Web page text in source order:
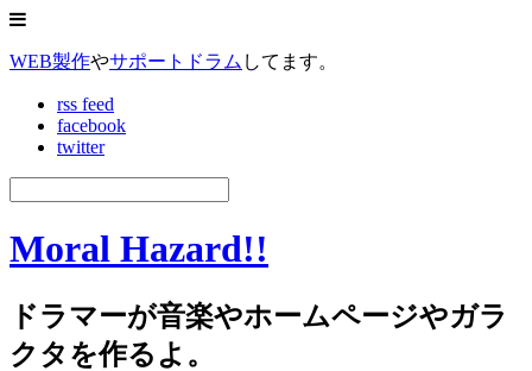
WEB製作やサポートドラム してます。
rss feed
facebook
twitter
Moral Hazard!!
ドラマーが音楽やホームページやガラ
クタを作るよ。